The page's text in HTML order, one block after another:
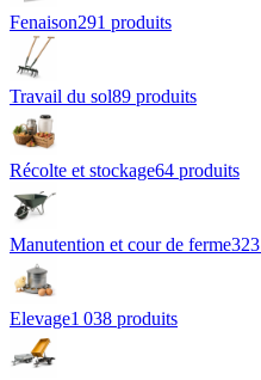
Fenaison291 produits
Travail du sol89 produits
Récolte et stockage64 produits
Manutention et cour de ferme323
Elevage1 038 produits